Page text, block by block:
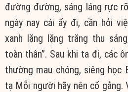
đường đường, sáng láng rực
ngày nay cái ấy đi, cần hỏi
xanh lặng lặng trăng thu
toàn thân”. Sau khi ta đi, các
thường mau chóng, siêng học
tạ Mỗi người hãy nên cố gắng.